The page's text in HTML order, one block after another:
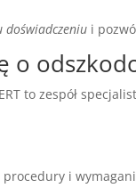
doświadczeniu i
o
to zespół
i